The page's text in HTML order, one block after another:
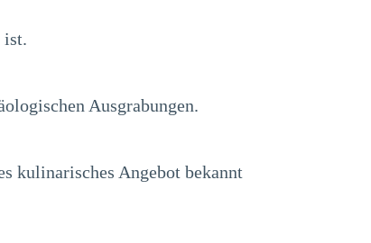
ist.
Ausgrabungen.
kulinarisches Angebot bekannt